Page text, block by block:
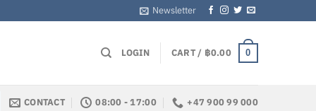
Newsletter
LOGIN CART / ฿0.00 0
CONTACT 08:00 - 17:00 +47 900 99 000